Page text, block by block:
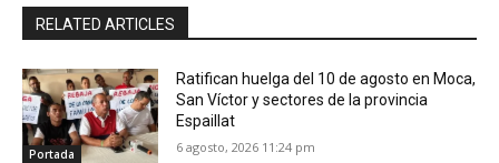
RELATED ARTICLES
Portada
Ratifican huelga del 10 de agosto en Moca,
San Víctor y sectores de la provincia
Espaillat
6 agosto, 2026 11:24 pm